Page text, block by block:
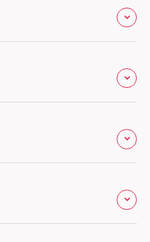
ルベース川口元郷
谷
小松
理センター
田地下（うめちか）
天王寺ミオ
ークイズ福岡もも